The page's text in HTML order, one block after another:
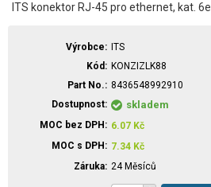
ITS konektor RJ-45 pro ethernet, kat. 6e
Výrobce
ITS
Kód
KONZIZLK88
Part No.
8436548992910
Dostupnost
skladem
MOC bez DPH 6.07 Kč
MOC s DPH
7.34 Kč
Záruka 24 Měsíců